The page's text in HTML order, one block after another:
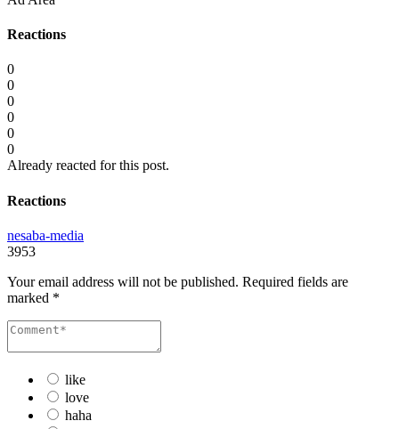
Reactions
0
0
0
0
0
0
Already reacted for this post.
Reactions
nesaba-media
3953
Your email address will not be published. Required fields are
marked *
like
love
haha